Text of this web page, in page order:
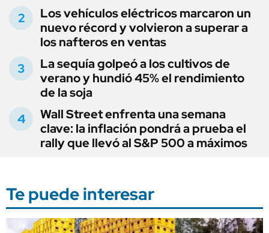
Los vehículos eléctricos marcaron un
nuevo récord y volvieron a superar a
los nafteros en ventas
La sequía golpeó a los cultivos de
verano y hundió 45% el rendimiento
de la soja
Wall Street enfrenta una semana
clave: la inflación pondrá a prueba el
rally que llevó al S&P 500 a máximos
Te puede interesar